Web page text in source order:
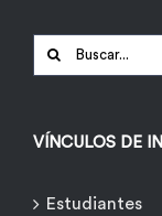
Buscar:
VÍNCULOS DE
Estudiantes